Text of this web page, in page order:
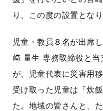
り、この度の設置となり
児童・教員 ８ 名が出席
﨑 量生 専務取締役と当
が、
児童代表に災害用
受け取った児童は「炊
た。 地域の皆さんと、